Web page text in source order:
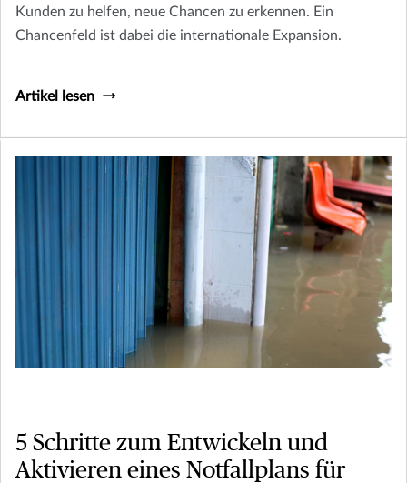
Kunden zu helfen, neue Chancen zu erkennen. Ein
Chancenfeld ist dabei die internationale Expansion.
Artikel lesen
5 Schritte zum Entwickeln und
Aktivieren eines Notfallplans für